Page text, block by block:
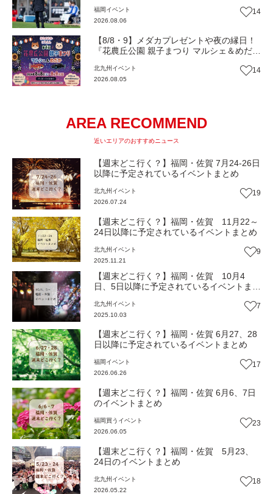
福岡 イベント
2026.08.06
14
【8/8・9】メダカプレゼントや夜の縁日！
『花農丘公園 親子まつり マルシェ＆めだ
北九州 イベント
2026.08.05
14
AREA RECOMMEND
近いエリアのおすすめニュース
【週末どこ行く？】福岡・佐賀 7月24-26日
以降に予定されているイベントまとめ
北九州 イベント
2026.07.24
19
【週末どこ行く？】福岡・佐賀 11月22～
24日以降に予定されているイベントまとめ
北九州 イベント
2025.11.21
9
【週末どこ行く？】福岡・佐賀 10月4
日、5日以降に予定されているイベントまと
北九州 イベント
2025.10.03
7
【週末どこ行く？】福岡・佐賀 6月27、28
日以降に予定されているイベントまとめ
福岡 イベント
2026.06.26
17
【週末どこ行く？】福岡・佐賀 6月6、7日
のイベントまとめ
福岡 買う イベント
2026.06.05
23
【週末どこ行く？】福岡・佐賀 5月23、
24日のイベントまとめ
北九州 イベント
2026.05.22
18